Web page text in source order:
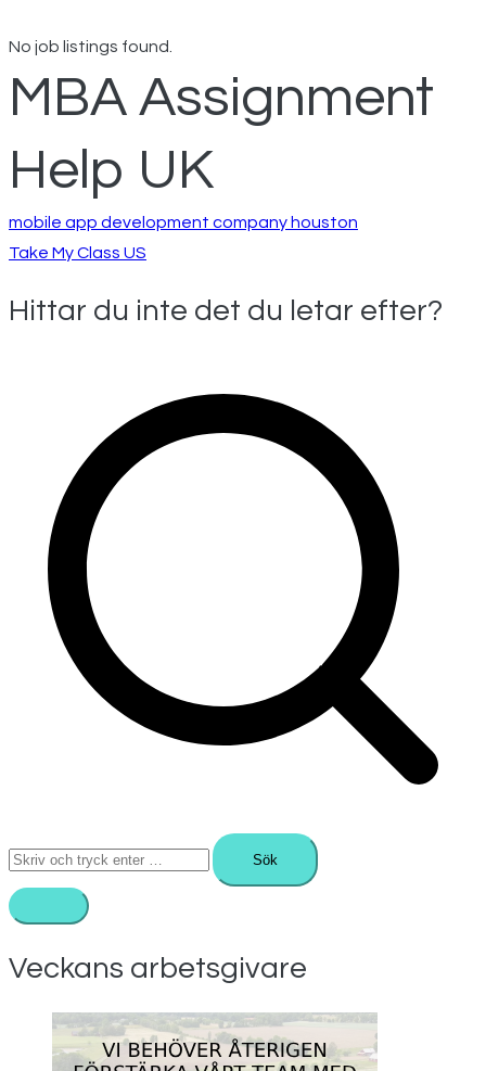
No job listings found.
MBA Assignment
Help UK
mobile app development company houston
Take My Class US
Hittar du inte det du letar efter?
Sök
efter:
Veckans arbetsgivare